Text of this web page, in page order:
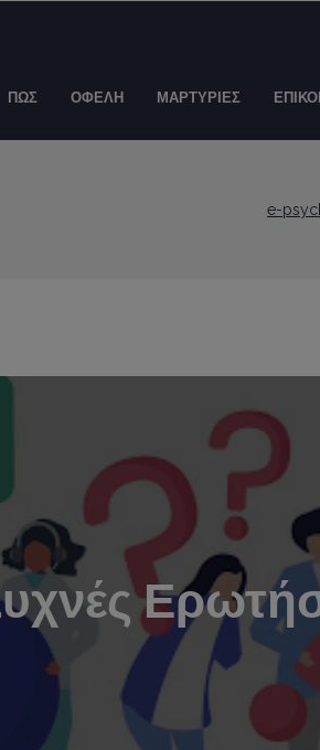
ΠΩΣ ΟΦΕΛΗ ΜΑΡΤΥΡΙΕΣ
e-